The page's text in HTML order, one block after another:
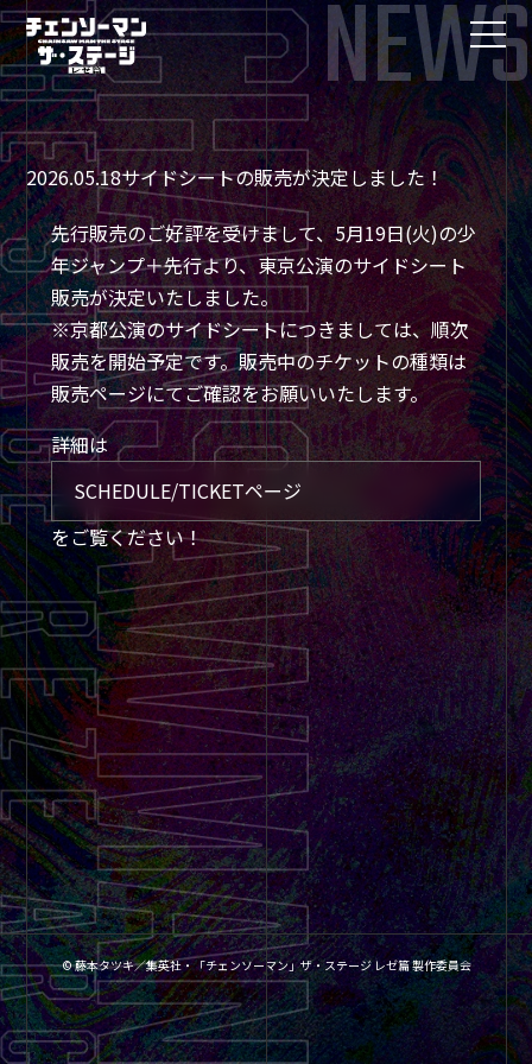
NEWS
2026.05.18サイドシートの販売が決定しました！
先行販売のご好評を受けまして、5月19日(火)の少
年ジャンプ＋先行より、東京公演のサイドシート
販売が決定いたしました。
※京都公演のサイドシートにつきましては、順次
販売を開始予定です。販売中のチケットの種類は
販売ページにてご確認をお願いいたします。
詳細は
SCHEDULE/TICKETページ
をご覧ください！
© 藤本タツキ／集英社・「チェンソーマン」ザ・ステージ レゼ篇 製作委員会